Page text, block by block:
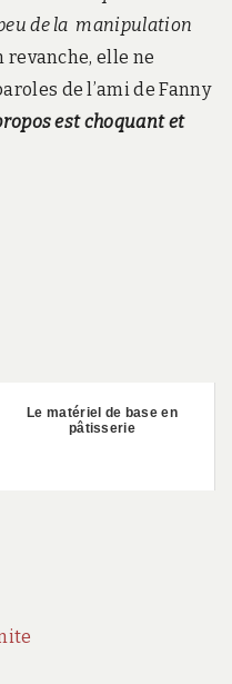
de la manipulation
revanche, elle ne
de l’ami de Fanny
est choquant et
Le matériel de base en
pâtisserie